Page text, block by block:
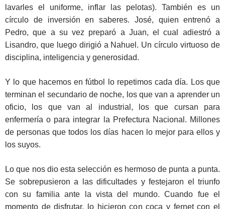
lavarles el uniforme, inflar las pelotas). También es un
círculo de inversión en saberes. José, quien entrenó a
Pedro, que a su vez preparó a Juan, el cual adiestró a
Lisandro, que luego dirigió a Nahuel. Un círculo virtuoso de
disciplina, inteligencia y generosidad.
Y lo que hacemos en fútbol lo repetimos cada día. Los que
terminan el secundario de noche, los que van a aprender un
oficio, los que van al industrial, los que cursan para
enfermería o para integrar la Prefectura Nacional. Millones
de personas que todos los días hacen lo mejor para ellos y
los suyos.
Lo que nos dio esta selección es hermoso de punta a punta.
Se sobrepusieron a las dificultades y festejaron el triunfo
con su familia ante la vista del mundo. Cuando fue el
momento de disfrutar, lo hicieron con coca y fernet con el